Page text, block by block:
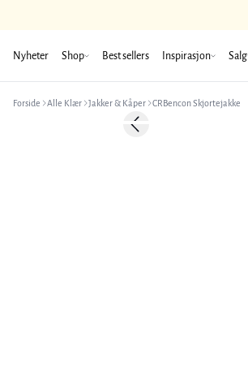
Nyheter Shop Best sellers Inspirasjon Salg
Forside Alle Klær Jakker & Kåper CRBencon Skjortejakke
-50%Previous slide